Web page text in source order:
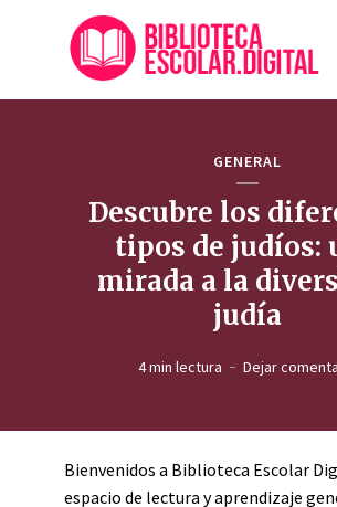
GENERAL
Descubre los
tipos de judíos:
mirada a la
judía
4 min lectura Dejar
Bienvenidos a Biblioteca Escolar
espacio de lectura y aprendizaje